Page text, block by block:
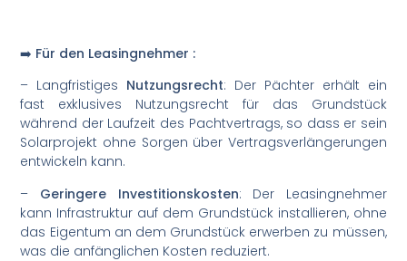
➡️ Für den Leasingnehmer :
– Langfristiges Nutzungsrecht: Der Pächter erhält ein
fast exklusives Nutzungsrecht für das Grundstück
während der Laufzeit des Pachtvertrags, so dass er sein
Solarprojekt ohne Sorgen über Vertragsverlängerungen
entwickeln kann.
– Geringere Investitionskosten: Der Leasingnehmer
kann Infrastruktur auf dem Grundstück installieren, ohne
das Eigentum an dem Grundstück erwerben zu müssen,
was die anfänglichen Kosten reduziert.